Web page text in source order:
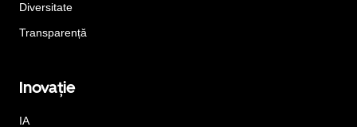
Diversitate
Transparență
Inovație
IA